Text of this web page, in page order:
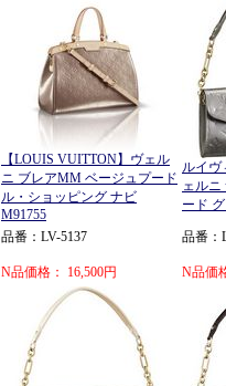
【LOUIS VUITTON】ヴェル
ニ ブレアMM ベージュプード
ル・ショッピング ナビ
M91755
ルイヴ
ェル
ード
品番：LV-5137
N品価格： 16,500円
品番：
N品価